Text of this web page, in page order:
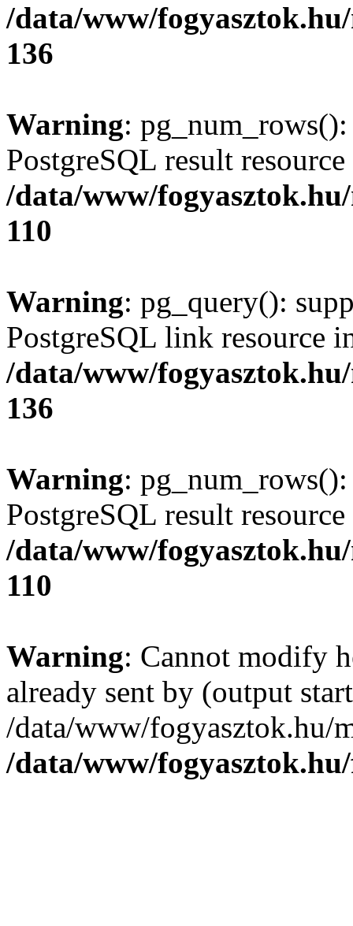
/data/www/
136
Warning:
PostgreSQL result
/data/www/
110
Warning: pg_query():
PostgreSQL link resource
/data/www/
136
Warning:
PostgreSQL result
/data/www/
110
Warning: Cannot modify
already sent by (output
/data/www/fogyasztok.hu/
/data/www/